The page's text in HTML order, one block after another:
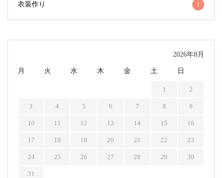
衣装作り 1
2026年8月
月 火 水 木 金 土 日
1 2
3 4 5 6 7 8 9
10 11 12 13 14 15 16
17 18 19 20 21 22 23
24 25 26 27 28 29 30
31